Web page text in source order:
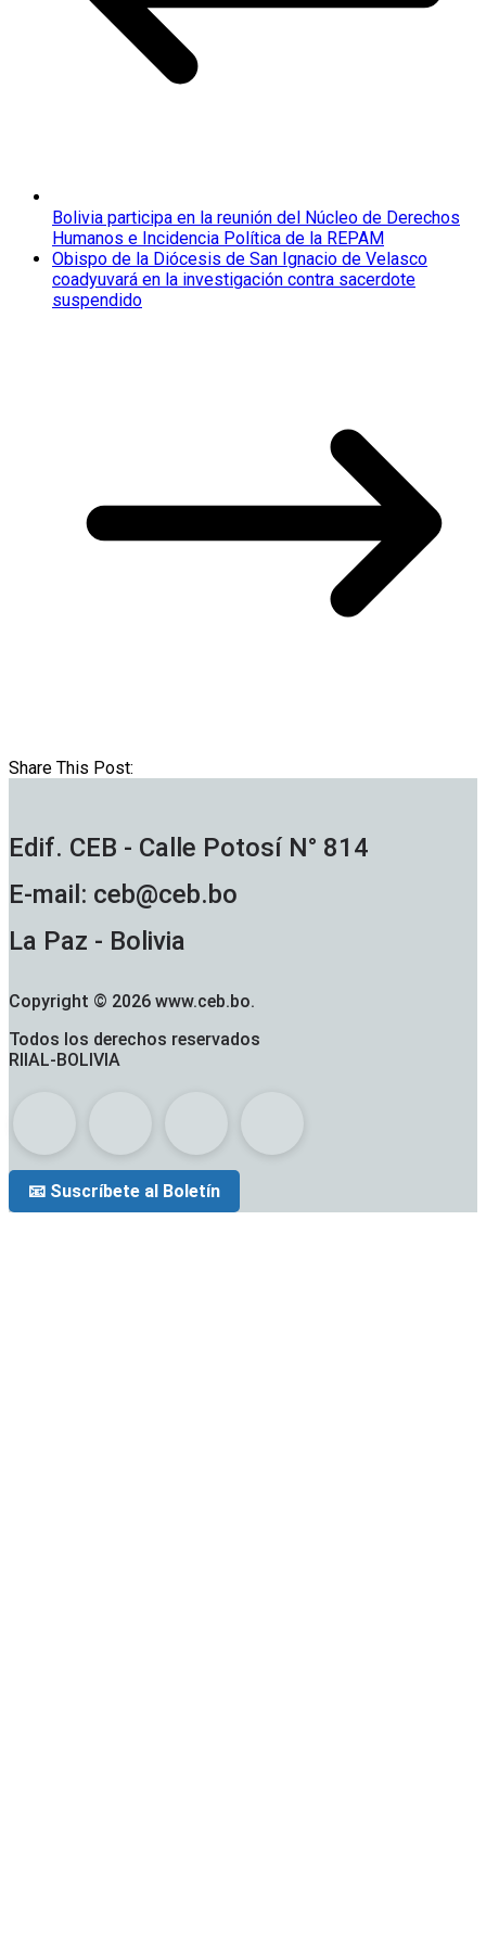
Bolivia participa en la reunión del Núcleo de Derechos
Humanos e Incidencia Política de la REPAM
Obispo de la Diócesis de San Ignacio de Velasco
coadyuvará en la investigación contra sacerdote
suspendido
Share This Post:
Edif. CEB - Calle Potosí N° 814
E-mail: ceb@ceb.bo
La Paz - Bolivia
Copyright © 2026 www.ceb.bo.
Todos los derechos reservados
RIIAL-BOLIVIA
📧 Suscríbete al Boletín